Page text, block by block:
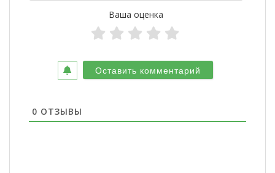
Ваша оценка
0 ОТЗЫВЫ